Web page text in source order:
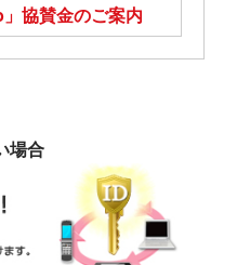
協賛金のご案内
場合